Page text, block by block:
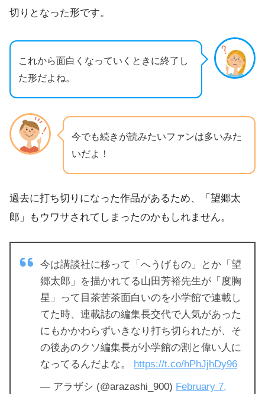
切りとなった形です。
これから面白くなっていくときに終了し
た形だよね。
今でも続きが読みたいファンは多いみた
いだよ！
過去に打ち切りになった作品があるため、「望郷太
郎」もウワサされてしまったのかもしれません。
今は講談社に移って「へうげもの」とか「望
郷太郎」を描かれてる山田芳裕先生が「度胸
星」って目茶苦茶面白いのを小学館で連載し
てた時、連載誌の編集長交代で人気があった
にもかかわらずいきなり打ち切られたが、そ
の後あのクソ編集長が小学館の割と偉い人に
なってるんだよな。
https://t.co/hPhJjhDy96
— アラザシ (@arazashi_900) February 7,